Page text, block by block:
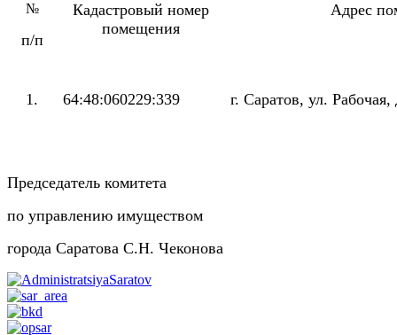
№
п/п
Кадастровый номер
помещения
Адрес
1. 64:48:060229:339 г. Саратов, ул.
Председатель комитета
по управлению имуществом
города Саратова С.Н. Чеконова